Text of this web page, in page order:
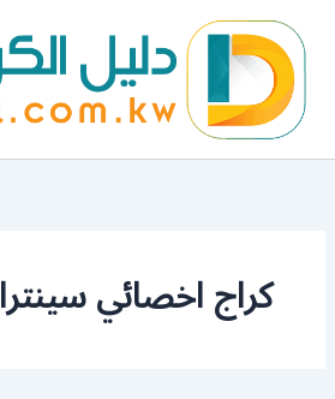
المحتوى
كراج اخصائي سينترا